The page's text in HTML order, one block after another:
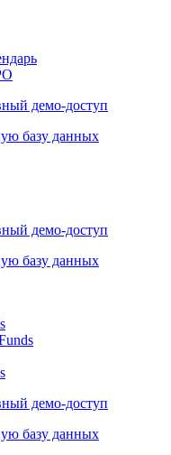
демо-доступ
базу данных
демо-доступ
базу данных
демо-доступ
базу данных